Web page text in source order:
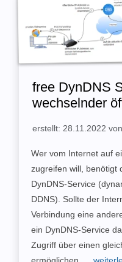
free DynDNS
wechselnder
erstellt: 28.11.2022
Wer vom Internet auf
zugreifen will, benötigt
DynDNS-Service
DDNS). Sollte der
Verbindung eine
ein DynDNS-Service
Zugriff über einen